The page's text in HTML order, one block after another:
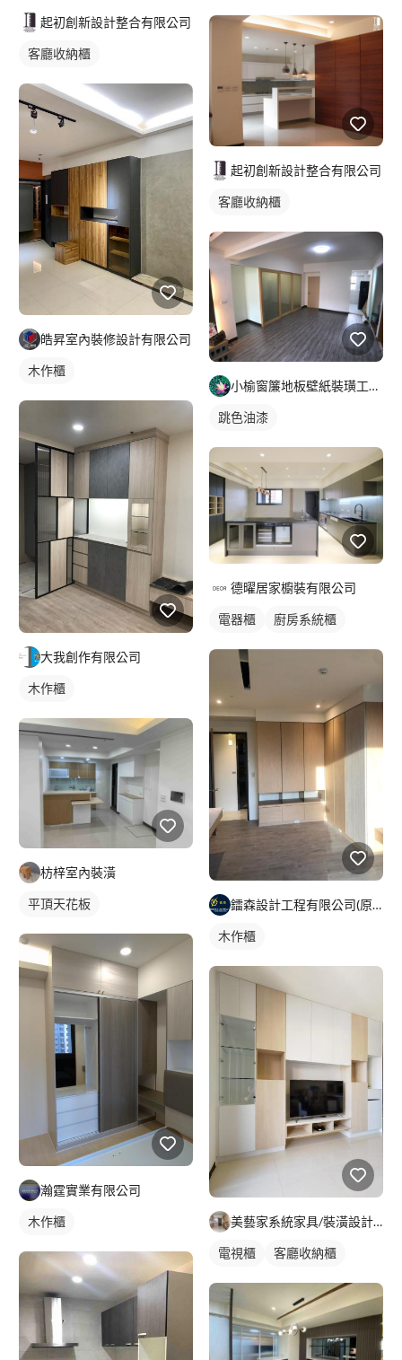
起初創新設計整合有限公司
客廳收納櫃
皓昇室內裝修設計有限公司
木作櫃
大我創作有限公司
木作櫃
枋梓室內裝潢
平頂天花板
瀚霆實業有限公司
木作櫃
起初創新設計整合有限公司
客廳收納櫃
小榆窗簾地板壁紙裝璜工廠/山辰室內設計
跳色油漆
德曜居家櫥裝有限公司
電器櫃 廚房系統櫃
鐳森設計工程有限公司(原水立方興業有限公司)
木作櫃
美藝家系統家具/裝潢設計/統包服務
電視櫃 客廳收納櫃